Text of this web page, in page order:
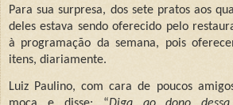
Para sua surpresa, dos sete pratos aos
deles estava sendo oferecido pelo
à programação da semana, pois
itens, diariamente.
Luiz Paulino, com cara de poucos